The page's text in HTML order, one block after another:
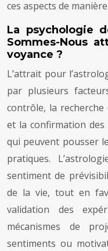
ces aspects de
La psychologie
Sommes-Nous
voyance ?
L’attrait pour
par plusieurs
contrôle, la recherche
et la confirmation
qui peuvent pousser
pratiques.
sentiment de
de la vie, tout en
validation des
mécanismes de
sentiments ou